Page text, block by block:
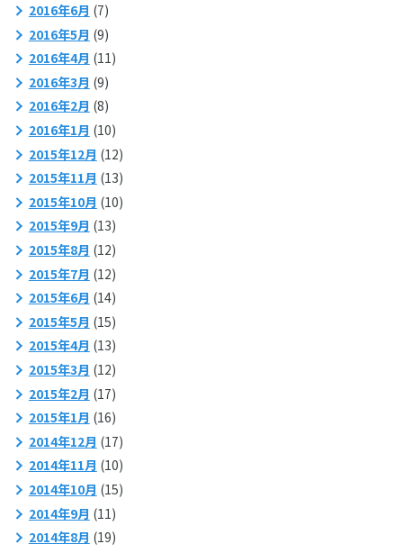
2016年6月 (7)
2016年5月 (9)
2016年4月 (11)
2016年3月 (9)
2016年2月 (8)
2016年1月 (10)
2015年12月 (12)
2015年11月 (13)
2015年10月 (10)
2015年9月 (13)
2015年8月 (12)
2015年7月 (12)
2015年6月 (14)
2015年5月 (15)
2015年4月 (13)
2015年3月 (12)
2015年2月 (17)
2015年1月 (16)
2014年12月 (17)
2014年11月 (10)
2014年10月 (15)
2014年9月 (11)
2014年8月 (19)